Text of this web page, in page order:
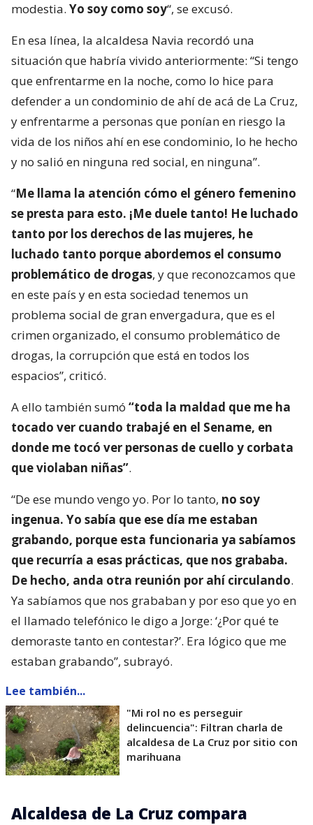
modestia. Yo soy como soy“, se excusó.
En esa línea, la alcaldesa Navia recordó una
situación que habría vivido anteriormente: “Si tengo
que enfrentarme en la noche, como lo hice para
defender a un condominio de ahí de acá de La Cruz,
y enfrentarme a personas que ponían en riesgo la
vida de los niños ahí en ese condominio, lo he hecho
y no salió en ninguna red social, en ninguna”.
“Me llama la atención cómo el género femenino
se presta para esto. ¡Me duele tanto! He luchado
tanto por los derechos de las mujeres, he
luchado tanto porque abordemos el consumo
problemático de drogas, y que reconozcamos que
en este país y en esta sociedad tenemos un
problema social de gran envergadura, que es el
crimen organizado, el consumo problemático de
drogas, la corrupción que está en todos los
espacios”, criticó.
A ello también sumó “toda la maldad que me ha
tocado ver cuando trabajé en el Sename, en
donde me tocó ver personas de cuello y corbata
que violaban niñas”.
“De ese mundo vengo yo. Por lo tanto, no soy
ingenua. Yo sabía que ese día me estaban
grabando, porque esta funcionaria ya sabíamos
que recurría a esas prácticas, que nos grababa.
De hecho, anda otra reunión por ahí circulando.
Ya sabíamos que nos grababan y por eso que yo en
el llamado telefónico le digo a Jorge: ‘¿Por qué te
demoraste tanto en contestar?’. Era lógico que me
estaban grabando”, subrayó.
Lee también...
"Mi rol no es perseguir
delincuencia": Filtran charla de
alcaldesa de La Cruz por sitio con
marihuana
Alcaldesa de La Cruz compara